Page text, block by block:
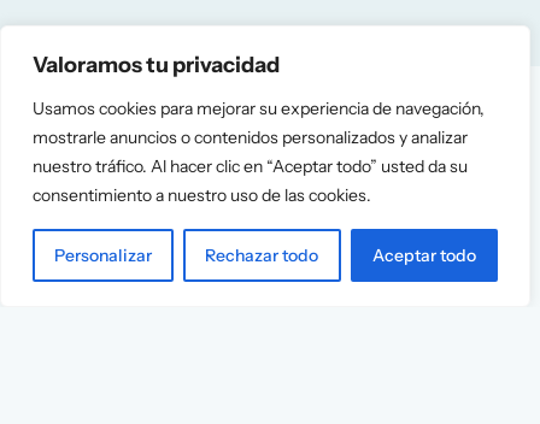
Valoramos tu privacidad
Usamos cookies para mejorar su experiencia de navegación,
mostrarle anuncios o contenidos personalizados y analizar
nuestro tráfico. Al hacer clic en “Aceptar todo” usted da su
consentimiento a nuestro uso de las cookies.
Personalizar Rechazar todo Aceptar todo